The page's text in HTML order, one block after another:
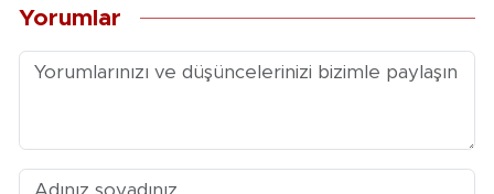
Yorumlar